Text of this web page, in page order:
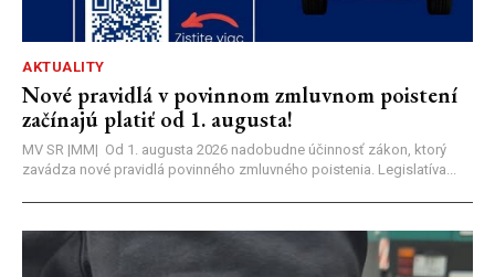
AKTUALITY
Nové pravidlá v povinnom zmluvnom poistení
začínajú platiť od 1. augusta!
MV SR |MM| Od 1. augusta 2026 nadobudne účinnosť zákon, ktorý
zavádza nové pravidlá povinného zmluvného poistenia. Legislatíva...